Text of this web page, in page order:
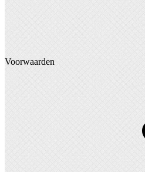
Voorwaarden